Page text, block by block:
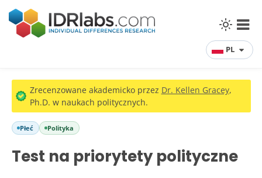
PL
Zrecenzowane akademicko przez Dr. Kellen Gracey,
Ph.D. w naukach politycznych.
Płeć Polityka
Test na priorytety polityczne